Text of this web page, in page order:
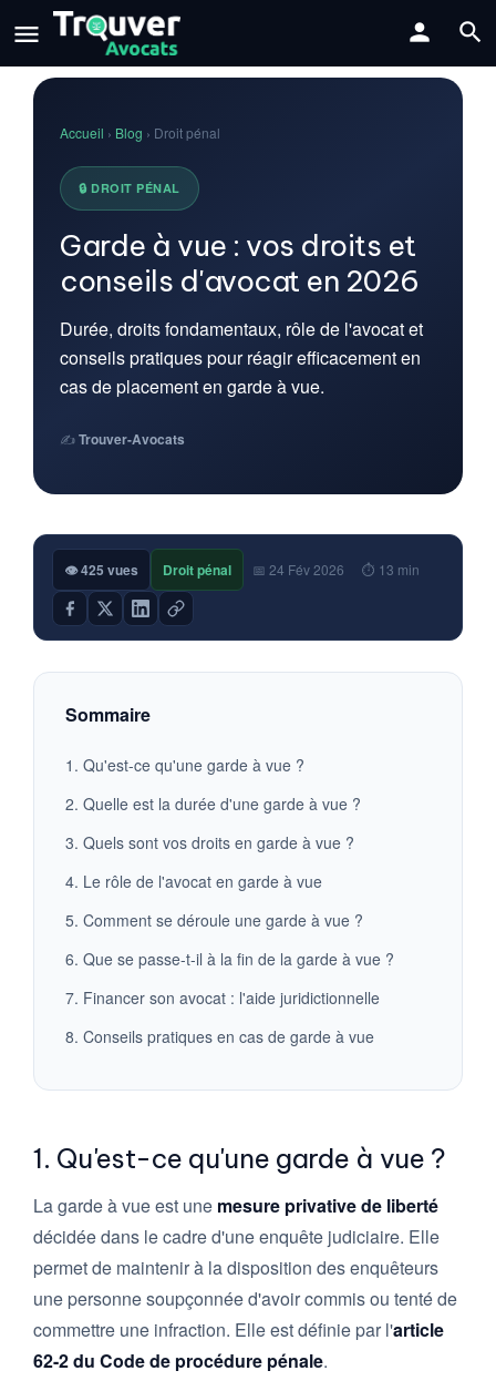
Accueil › Blog › Droit pénal
🔒 DROIT PÉNAL
Garde à vue : vos droits et
conseils d'avocat en 2026
Durée, droits fondamentaux, rôle de l'avocat et
conseils pratiques pour réagir efficacement en
cas de placement en garde à vue.
✍️Trouver-Avocats
👁 425 vues Droit pénal 📅 24 Fév 2026 ⏱ 13 min
Sommaire
1. Qu'est-ce qu'une garde à vue ?
2. Quelle est la durée d'une garde à vue ?
3. Quels sont vos droits en garde à vue ?
4. Le rôle de l'avocat en garde à vue
5. Comment se déroule une garde à vue ?
6. Que se passe-t-il à la fin de la garde à vue ?
7. Financer son avocat : l'aide juridictionnelle
8. Conseils pratiques en cas de garde à vue
1. Qu'est-ce qu'une garde à vue ?
La garde à vue est une mesure privative de liberté
décidée dans le cadre d'une enquête judiciaire. Elle
permet de maintenir à la disposition des enquêteurs
une personne soupçonnée d'avoir commis ou tenté de
commettre une infraction. Elle est définie par l'article
62-2 du Code de procédure pénale.